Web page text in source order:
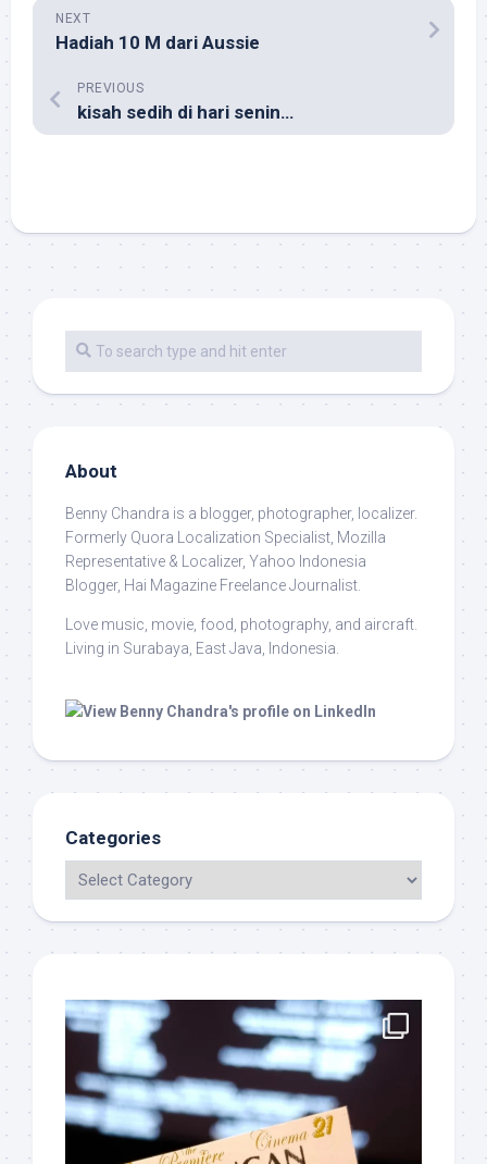
NEXT
Hadiah 10 M dari Aussie
PREVIOUS
kisah sedih di hari senin…
About
Benny Chandra is a blogger, photographer, localizer.
Formerly Quora Localization Specialist, Mozilla
Representative & Localizer, Yahoo Indonesia
Blogger, Hai Magazine Freelance Journalist.
Love music, movie, food, photography, and aircraft.
Living in Surabaya, East Java, Indonesia.
Categories